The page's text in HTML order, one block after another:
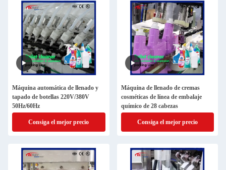
Máquina automática de llenado y
tapado de botellas 220V/380V
50Hz/60Hz
Consiga el mejor precio
Máquina de llenado de cremas
cosméticas de línea de embalaje
químico de 28 cabezas
Consiga el mejor precio